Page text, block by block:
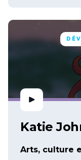
Katie
Arts, culture